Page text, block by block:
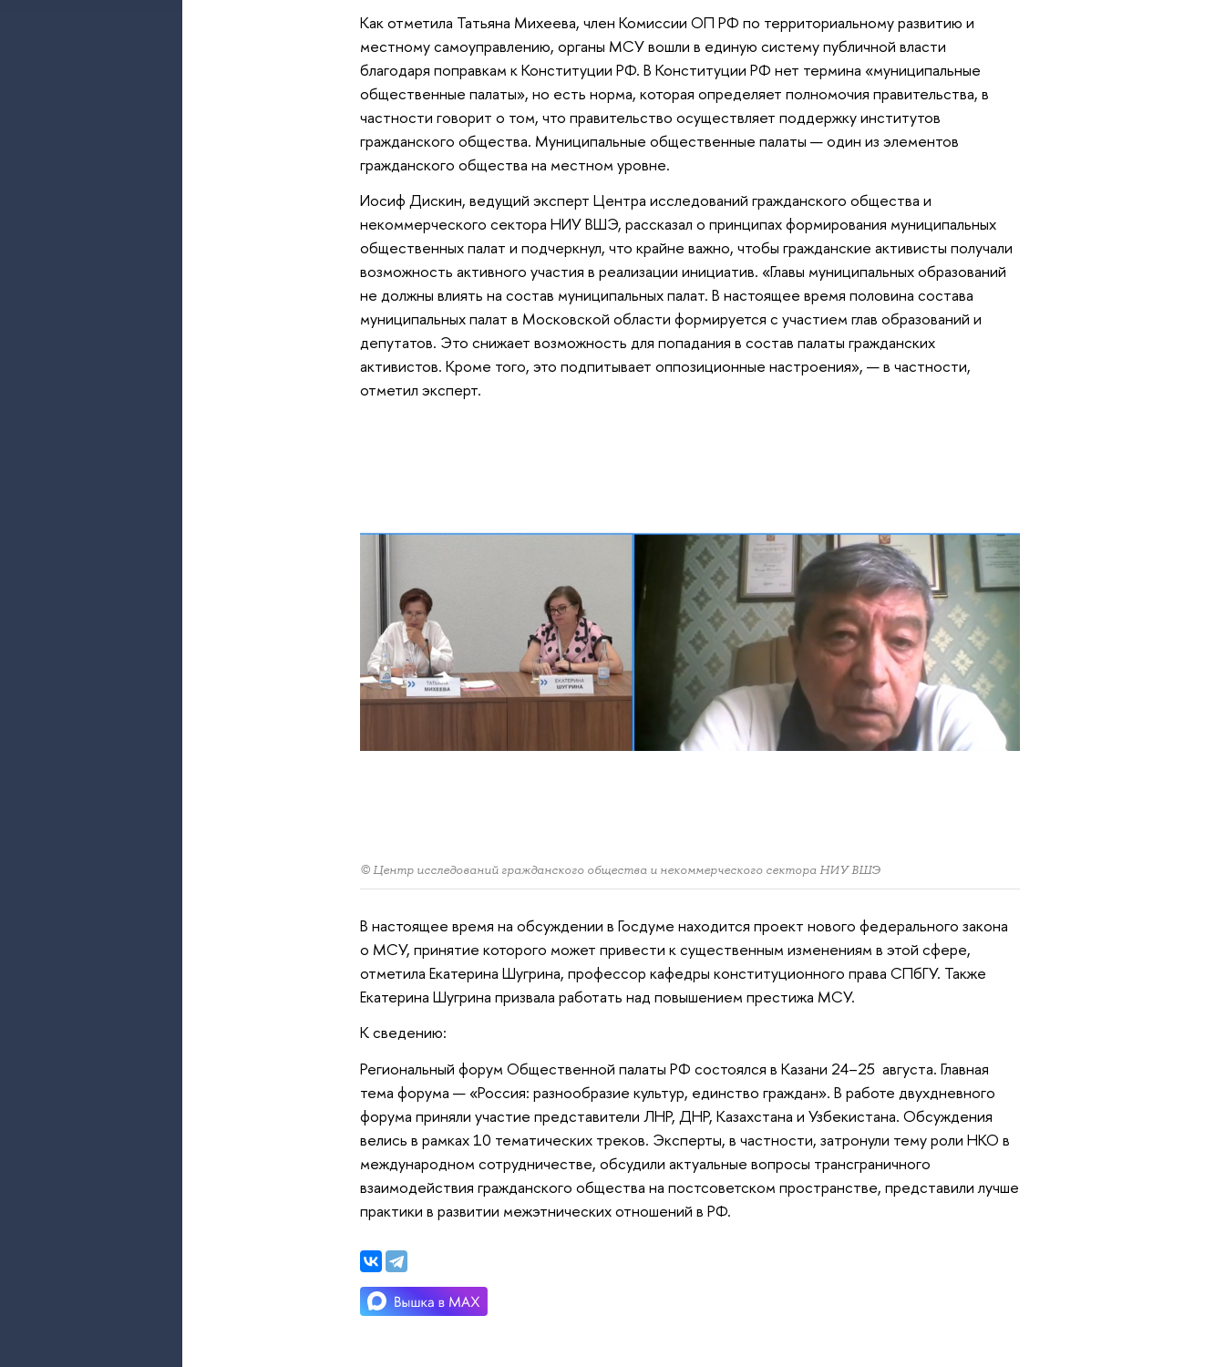
Как отметила Татьяна Михеева, член Комиссии ОП РФ по территориальному развитию и
местному самоуправлению, органы МСУ вошли в единую систему публичной власти
благодаря поправкам к Конституции РФ. В Конституции РФ нет термина «муниципальные
общественные палаты», но есть норма, которая определяет полномочия правительства, в
частности говорит о том, что правительство осуществляет поддержку институтов
гражданского общества. Муниципальные общественные палаты — один из элементов
гражданского общества на местном уровне.
Иосиф Дискин, ведущий эксперт Центра исследований гражданского общества и
некоммерческого сектора НИУ ВШЭ, рассказал о принципах формирования муниципальных
общественных палат и подчеркнул, что крайне важно, чтобы гражданские активисты получали
возможность активного участия в реализации инициатив. «Главы муниципальных образований
не должны влиять на состав муниципальных палат. В настоящее время половина состава
муниципальных палат в Московской области формируется с участием глав образований и
депутатов. Это снижает возможность для попадания в состав палаты гражданских
активистов. Кроме того, это подпитывает оппозиционные настроения», — в частности,
отметил эксперт.
© Центр исследований гражданского общества и некоммерческого сектора НИУ ВШЭ
В настоящее время на обсуждении в Госдуме находится проект нового федерального закона
о МСУ, принятие которого может привести к существенным изменениям в этой сфере,
отметила Екатерина Шугрина, профессор кафедры конституционного права СПбГУ. Также
Екатерина Шугрина призвала работать над повышением престижа МСУ.
К сведению:
Региональный форум Общественной палаты РФ состоялся в Казани 24–25 августа. Главная
тема форума — «Россия: разнообразие культур, единство граждан». В работе двухдневного
форума приняли участие представители ЛНР, ДНР, Казахстана и Узбекистана. Обсуждения
велись в рамках 10 тематических треков. Эксперты, в частности, затронули тему роли НКО в
международном сотрудничестве, обсудили актуальные вопросы трансграничного
взаимодействия гражданского общества на постсоветском пространстве, представили лучше
практики в развитии межэтнических отношений в РФ.